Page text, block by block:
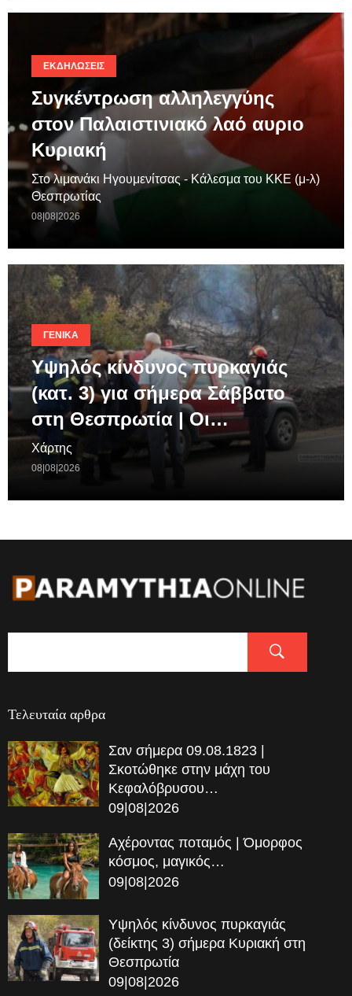
ΕΚΔΗΛΏΣΕΙΣ
Συγκέντρωση αλληλεγγύης
στον Παλαιστινιακό λαό αυριο
Κυριακή
Στο λιμανάκι Ηγουμενίτσας - Κάλεσμα του ΚΚΕ (μ-λ)
Θεσπρωτίας
08|08|2026
ΓΕΝΙΚΆ
Υψηλός κίνδυνος πυρκαγιάς
(κατ. 3) για σήμερα Σάββατο
στη Θεσπρωτία | Οι…
Χάρτης
08|08|2026
Τελευταία αρθρα
Σαν σήμερα 09.08.1823 |
Σκοτώθηκε στην μάχη του
Κεφαλόβρυσου…
09|08|2026
Αχέροντας ποταμός | Όμορφος
κόσμος, μαγικός…
09|08|2026
Υψηλός κίνδυνος πυρκαγιάς
(δείκτης 3) σήμερα Κυριακή στη
Θεσπρωτία
09|08|2026